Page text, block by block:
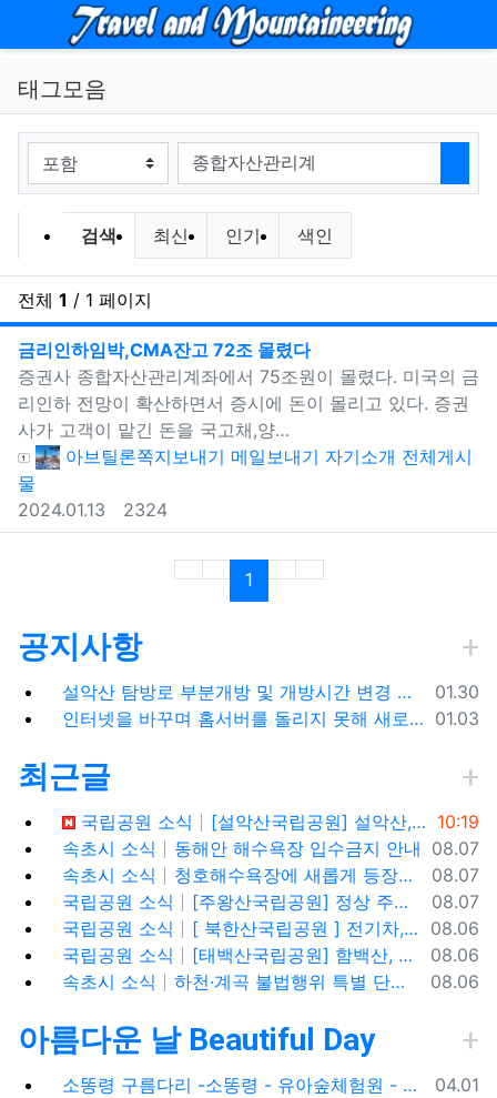
메뉴
태그모음
태그
검색 최신 인기 색인
전체 1 / 1 페이지
금리인하임박,CMA잔고 72조 몰렸다
증권사 종합자산관리계좌에서 75조원이 몰렸다. 미국의 금
리인하 전망이 확산하면서 증시에 돈이 몰리고 있다. 증권
사가 고객이 맡긴 돈을 국고채,양…
등록자아브틸론쪽지보내기 메일보내기 자기소개 전체게시
물
등록일
2024.01.13 조회
2324
1 (current)
공지사항
등록일
01.30
설악산 탐방로 부분개방 및 개방시간 변경 안내(1.26.(금), 04:00 기준)
등록일
01.03
인터넷을 바꾸며 홈서버를 돌리지 못해 새로 시작합니다.
최근글
등록일
10:19
국립공원 소식
[설악산국립공원] 설악산, 싱그러운 대청봉과 내설악의 비경을 찾아서
등록일
08.07
속초시 소식
동해안 해수욕장 입수금지 안내
등록일
08.07
속초시 소식
청호해수욕장에 새롭게 등장한 아름다운 조형물! ✨
등록일
08.07
국립공원 소식
[주왕산국립공원] 정상 주봉 코스와 용추협곡 트래킹
등록일
08.06
국립공원 소식
[ 북한산국립공원 ] 전기차,수소차 등 무공해차량만 이용할 수 있는100% 친환경 야영장 - 북한산 사기막야영장
등록일
08.06
국립공원 소식
[태백산국립공원] 함백산, 운무가 가득한 싱그러운 풍경 속을 걷다
등록일
08.06
속초시 소식 하천·계곡 불법행위 특별 단속기간 운영
아름다운 날 Beautiful Day
등록일
04.01
소똥령 구름다리 -소똥령 - 유아숲체험원 - 장신유원지 / 캠핑장